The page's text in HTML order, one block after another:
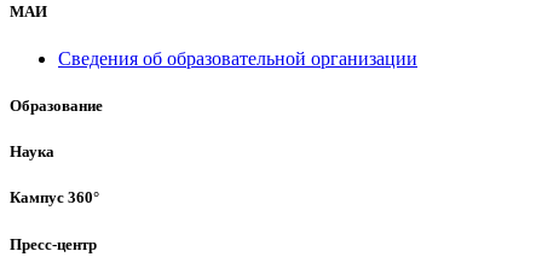
МАИ
Сведения об образовательной организации
Образование
Наука
Кампус 360°
Пресс-центр